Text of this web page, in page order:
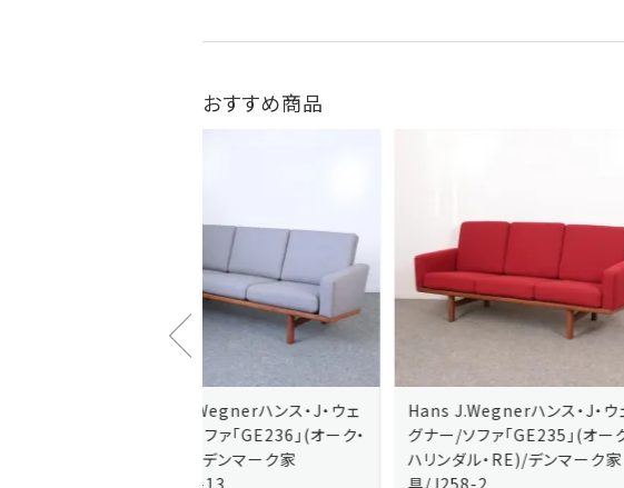
おすすめ商品
Hans J.Wegnerハンス・J・ウェ
グナー/ソファ「GE235」(オーク/
ハリンダル・RE)/デンマーク家
具/J258-2
ネイルチェアー「
ーズウッド/
ンマーク家具/